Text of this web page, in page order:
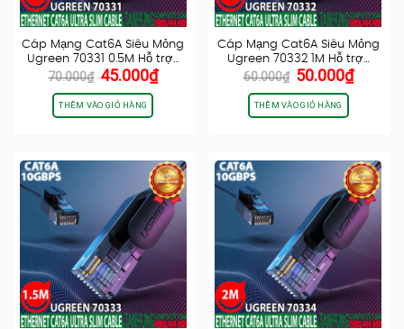
Cáp Mạng Cat6A Siêu Mỏng
Ugreen 70331 0.5M Hỗ trợ…
70.000₫ Giá
gốc
là:
70.000₫.
45.000₫Giá
THÊM VÀO GIỎ HÀNG
Cáp Mạng Cat6A Siêu Mỏng
Ugreen 70332 1M Hỗ trợ…
60.000₫ Giá
gốc
là:
60.000₫.
50.000₫Giá
THÊM VÀO GIỎ HÀNG